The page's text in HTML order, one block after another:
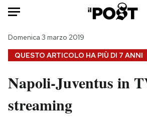
HOME
Italia
Politica
Moda
QUESTO ARTICOLO HA PIÙ DI 7 ANNI
Domenica 3 marzo 2019
Napoli-Juventus in
streaming